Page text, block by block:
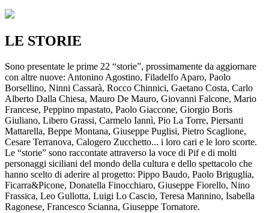
LE STORIE
Sono presentate le prime 22 “storie”, prossimamente da aggiornare
con altre nuove: Antonino Agostino, Filadelfo Aparo, Paolo
Borsellino, Ninni Cassarà, Rocco Chinnici, Gaetano Costa, Carlo
Alberto Dalla Chiesa, Mauro De Mauro, Giovanni Falcone, Mario
Francese, Peppino mpastato, Paolo Giaccone, Giorgio Boris
Giuliano, Libero Grassi, Carmelo Iannì, Pio La Torre, Piersanti
Mattarella, Beppe Montana, Giuseppe Puglisi, Pietro Scaglione,
Cesare Terranova, Calogero Zucchetto... i loro cari e le loro scorte.
Le “storie” sono raccontate attraverso la voce di Pif e di molti
personaggi siciliani del mondo della cultura e dello spettacolo che
hanno scelto di aderire al progetto: Pippo Baudo, Paolo Briguglia,
Ficarra&Picone, Donatella Finocchiaro, Giuseppe Fiorello, Nino
Frassica, Leo Gullotta, Luigi Lo Cascio, Teresa Mannino, Isabella
Ragonese, Francesco Scianna, Giuseppe Tornatore.